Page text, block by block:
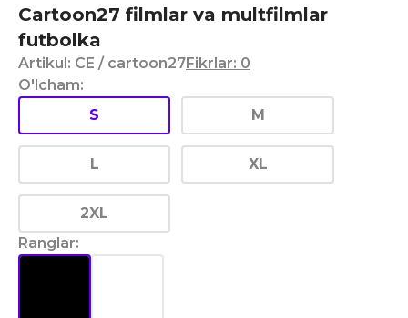
Cartoon27 filmlar va multfilmlar
futbolka
Artikul: CE / cartoon27Fikrlar: 0
O'lcham:
S
M
L XL
2XL
Ranglar: